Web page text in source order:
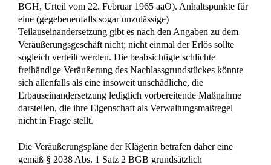
BGB ist es hingegen, Wertverluste des Nachlasses bis zu
dessen Teilung zu vermeiden (AnwKomm-BGB/Ann, §
2038 Rdn. 1). Vor diesem Hintergrund stellt sich die geplante
Veräußerung eines von mehreren Nachlassgrundstücken als
bloße Umstrukturierung des Gesamtnachlasses dar, mit der
lediglich das ursprünglich bestehende etwa gleichwertige
Verhältnis von Barvermögen und Grundbesitz zugunsten des
Barvermögens verschoben werden sollte. Bei einem
Gesamtnachlasswert von über 800.000 € kann eine solche
Veränderung des Nachlassbestandes in Höhe des zu
gewertet werden; die wirtschaftliche Grundlage der
Erbengemeinschaft bliebe davon unberührt (vgl.